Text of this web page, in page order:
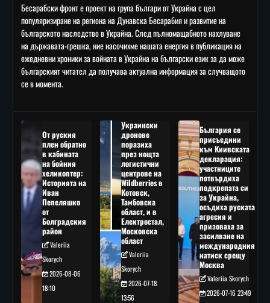
Бесарабски фронт е проект на група българи от Украйна с цел
популяризиране на региона на Дунавска Бесарабия и развитие на
българското наследство в Украйна. След пълномащабното нахлуване
на държавата-грешка, ние насочихме нашата енергия в публикация на
ежедневни хроники за войната в Украйна на български език за да може
българският читател да получава актуална информация за случващото
се в момента.
От руския
плен обратно
в кабината
на бойния
хеликоптер:
Историята на
Иван
Пепеляшко
от
Болградския
район
Valeriia
Skorych
2026-08-06
18:10
Украински
дронове
поразиха
през нощта
логистични
центрове на
Wildberries в
Котовск,
Тамбовска
област, и в
Електростал,
Московска
област
Valeriia
Skorych
2026-07-18
13:56
България се
присъедини
към Киивската
декларация:
участниците
потвърдиха
подкрепата си
за Украйна,
осъдиха руската
агресия и
призоваха за
засилване на
международния
натиск срещу
Москва
Valeriia Skorych
2026-07-16 23:49